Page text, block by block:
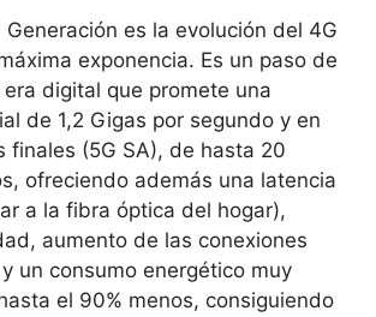
Generación es la evolución del 4G
exponencia. Es un paso de
digital que promete una
de 1,2 Gigas por segundo y en
finales (5G SA), de hasta 20
ofreciendo además una latencia
a la fibra óptica del hogar),
aumento de las conexiones
un consumo energético muy
el 90% menos, consiguiendo